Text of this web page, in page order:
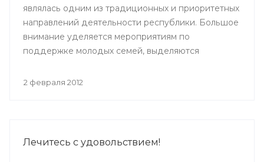
являлась одним из традиционных и приоритетных
направлений деятельности республики. Большое
внимание уделяется мероприятиям по
поддержке молодых семей, выделяются
материнского капитала, строятся современные
2 февраля 2012
Лечитесь с удовольствием!